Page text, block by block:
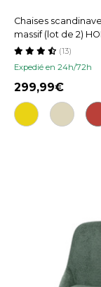
Chaises
massif (lot de 2)
Expedié en 24h/72h
(13)
299,99